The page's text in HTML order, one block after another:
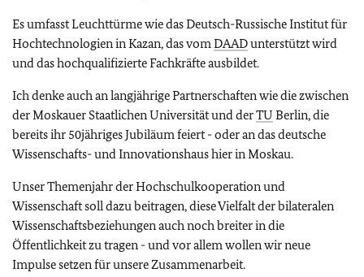
Es umfasst Leuchttürme wie das Deutsch-Russische Institut für
Hochtechnologien in Kazan, das vomDAADunterstützt wird
und das hochqualifizierte Fachkräfte ausbildet.
Ich denke auch an langjährige Partnerschaften wie die zwischen
der Moskauer Staatlichen Universität und derTU Berlin, die
bereits ihr 50jähriges Jubiläum feiert - oder an das deutsche
Wissenschafts- und Innovationshaus hier in Moskau.
Unser Themenjahr der Hochschulkooperation und
Wissenschaft soll dazu beitragen, diese Vielfalt der bilateralen
Wissenschaftsbeziehungen auch noch breiter in die
Öffentlichkeit zu tragen - und vor allem wollen wir neue
Impulse setzen für unsere Zusammenarbeit.